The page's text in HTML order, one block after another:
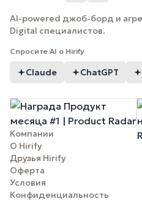
AI-powered джоб-борд и
Digital специалистов.
Спросите AI о Hirify
Claude ChatGPT
Компании
О Hirify
Друзья Hirify
Оферта
Условия
Конфиденциальность